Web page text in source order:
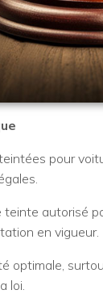
pour
autorisé
en vigueur.
loi.